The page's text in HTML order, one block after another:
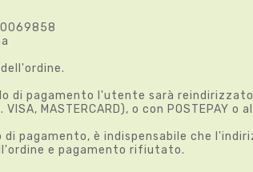
di pagamento l'utente sarà
MASTERCARD), o con POSTEPAY
di pagamento, è indispensabile che
e pagamento rifiutato.